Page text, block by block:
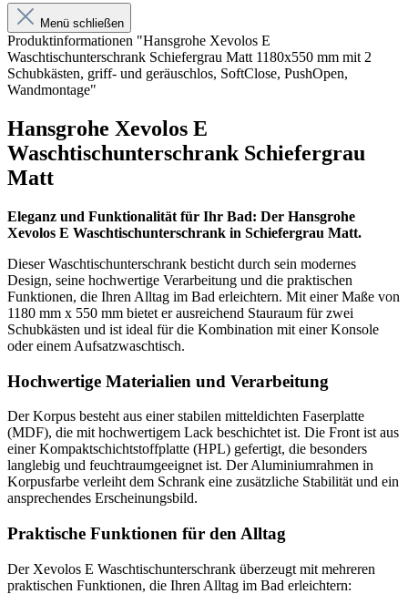
Menü schließen
Produktinformationen "Hansgrohe Xevolos E
Waschtischunterschrank Schiefergrau Matt 1180x550 mm mit 2
Schubkästen, griff- und geräuschlos, SoftClose, PushOpen,
Wandmontage"
Hansgrohe Xevolos E
Waschtischunterschrank Schiefergrau
Matt
Eleganz und Funktionalität für Ihr Bad: Der Hansgrohe
Xevolos E Waschtischunterschrank in Schiefergrau Matt.
Dieser Waschtischunterschrank besticht durch sein modernes
Design, seine hochwertige Verarbeitung und die praktischen
Funktionen, die Ihren Alltag im Bad erleichtern. Mit einer Maße von
1180 mm x 550 mm bietet er ausreichend Stauraum für zwei
Schubkästen und ist ideal für die Kombination mit einer Konsole
oder einem Aufsatzwaschtisch.
Hochwertige Materialien und Verarbeitung
Der Korpus besteht aus einer stabilen mitteldichten Faserplatte
(MDF), die mit hochwertigem Lack beschichtet ist. Die Front ist aus
einer Kompaktschichtstoffplatte (HPL) gefertigt, die besonders
langlebig und feuchtraumgeeignet ist. Der Aluminiumrahmen in
Korpusfarbe verleiht dem Schrank eine zusätzliche Stabilität und ein
ansprechendes Erscheinungsbild.
Praktische Funktionen für den Alltag
Der Xevolos E Waschtischunterschrank überzeugt mit mehreren
praktischen Funktionen, die Ihren Alltag im Bad erleichtern: